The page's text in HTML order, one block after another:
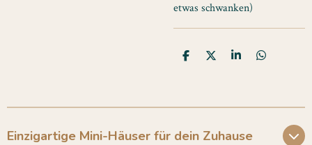
etwas schwanken)
T
e
T
e
T
e
T
e
Einzigartige Mini-Häuser für dein Zuhause